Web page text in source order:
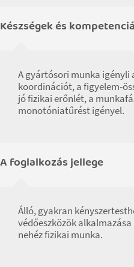
Készségek és
A gyártósori munka igényli
koordinációt, a figyelem-
jó fizikai erőnlét, a
monotóniatűrést igényel.
A foglalkozás jellege
Álló, gyakran
védőeszközök
nehéz fizikai munka.